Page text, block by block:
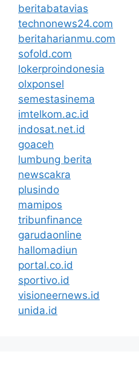
beritabatavias
technonews24.com
beritaharianmu.com
sofold.com
lokerproindonesia
olxponsel
semestasinema
imtelkom.ac.id
indosat.net.id
goaceh
lumbung berita
newscakra
plusindo
mamipos
tribunfinance
garudaonline
hallomadiun
portal.co.id
sportivo.id
visioneernews.id
unida.id